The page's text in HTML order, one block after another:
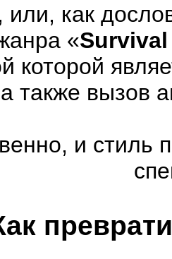
, или, как
«
которой
также вызов
и стиль